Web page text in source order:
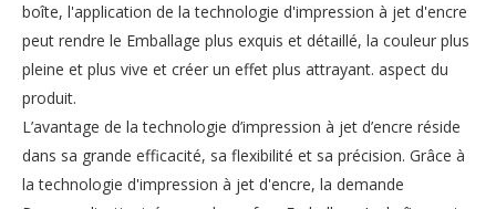
boîte, l'application de la technologie d'impression à jet d'encre
peut rendre le Emballage plus exquis et détaillé, la couleur plus
pleine et plus vive et créer un effet plus attrayant. aspect du
produit.
L’avantage de la technologie d’impression à jet d’encre réside
dans sa grande efficacité, sa flexibilité et sa précision. Grâce à
la technologie d'impression à jet d'encre, la demande